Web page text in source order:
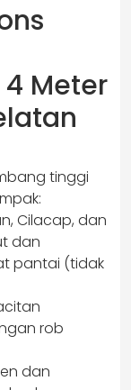
Meter
tinggi
Cilacap, dan
dan
pantai (tidak
rob
dan